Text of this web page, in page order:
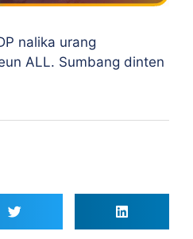
nalika urang
ALL. Sumbang dinten